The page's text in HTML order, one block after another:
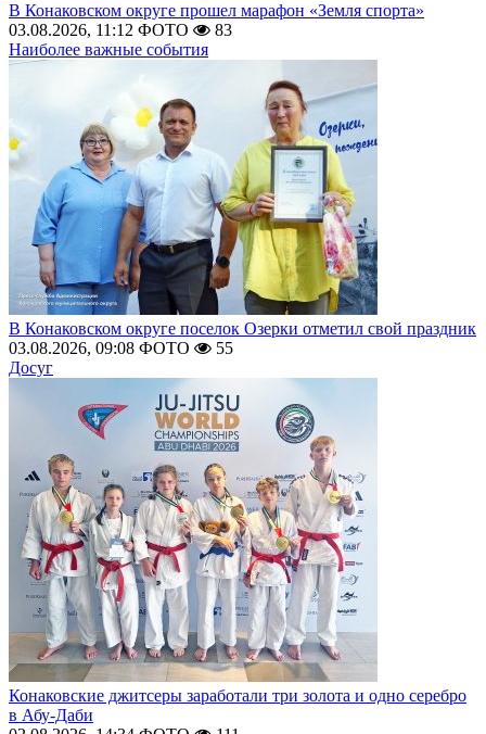
В Конаковском округе прошел марафон «Земля спорта»
03.08.2026, 11:12 ФОТО
83
Наиболее важные события
В Конаковском округе поселок Озерки отметил свой праздник
03.08.2026, 09:08 ФОТО
55
Досуг
Конаковские джитсеры заработали три золота и одно серебро
в Абу-Даби